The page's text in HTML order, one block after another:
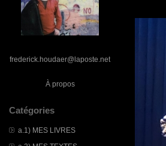
frederick.houdaer@laposte.net
À propos
Catégories
a.1) MES LIVRES